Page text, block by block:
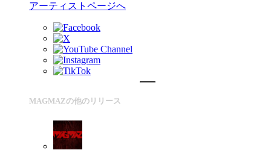
アーティストページへ
MAGMAZの他のリリース